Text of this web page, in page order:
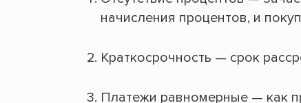
начисления процентов, и
Краткосрочность — срок
Платежи равномерные — как